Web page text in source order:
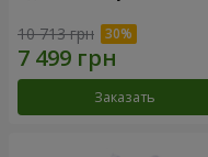
10 713 грн
Заказать